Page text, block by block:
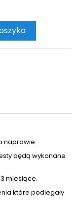
naprawie.
będą wykonane
miesiące.
które podlegały